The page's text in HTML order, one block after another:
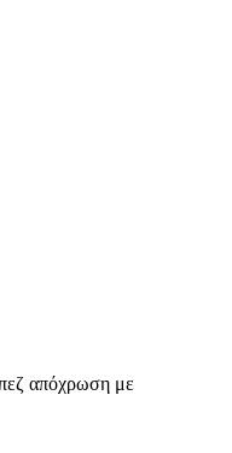
απόχρωση με